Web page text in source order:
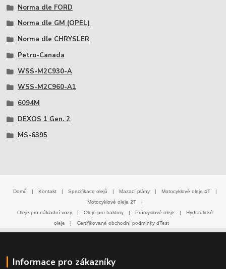
Norma dle FORD
Norma dle GM (OPEL)
Norma dle CHRYSLER
Petro-Canada
WSS-M2C930-A
WSS-M2C960-A1
6094M
DEXOS 1 Gen. 2
MS-6395
Domů | Kontakt | Specifikace olejů | Mazací plány | Motocyklové oleje 4T
|
Motocyklové oleje 2T
|
Oleje pro nákladní vozy
| Oleje pro traktory | Průmyslové oleje |
Hydraulické
oleje
| Certifikované obchodní podmínky dTest
Informace pro zákazníky